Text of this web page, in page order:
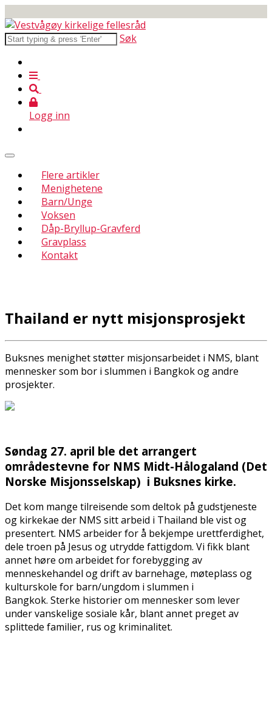
Søk
Logg inn
Flere artikler
Menighetene
Barn/Unge
Voksen
Dåp-Bryllup-Gravferd
Gravplass
Kontakt
Thailand er nytt misjonsprosjekt
Buksnes menighet støtter misjonsarbeidet i NMS, blant
mennesker som bor i slummen i Bangkok og andre
prosjekter.
Søndag 27. april ble det arrangert
områdestevne for NMS Midt-Hålogaland (Det
Norske Misjonsselskap) i Buksnes kirke.
Det kom mange tilreisende som deltok på gudstjeneste
og kirkekaffe der NMS sitt arbeid i Thailand ble vist og
presentert. NMS arbeider for å bekjempe urettferdighet,
dele troen på Jesus og utrydde fattigdom. Vi fikk blant
annet høre om arbeidet for forebygging av
menneskehandel og drift av barnehage, møteplass og
kulturskole for barn/ungdom i slummen i
Bangkok. Sterke historier om mennesker som lever
under vanskelige sosiale kår, blant annet preget av
splittede familier, rus og kriminalitet.